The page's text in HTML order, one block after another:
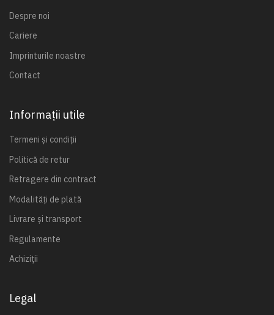
Despre noi
Cariere
Imprinturile noastre
Contact
Informații utile
Termeni și condiții
Politică de retur
Retragere din contract
Modalități de plată
Livrare și transport
Regulamente
Achiziții
Legal